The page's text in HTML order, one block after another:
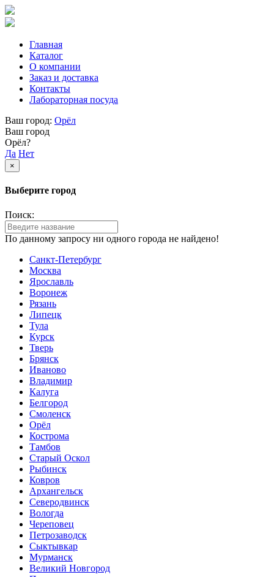
Главная
Каталог
О компании
Заказ и доставка
Контакты
Лабораторная посуда
Ваш город: Орёл
Ваш город
Орёл?
Да Нет
×
Выберите город
Поиск:
По данному запросу ни одного города не найдено!
Санкт-Петербург
Москва
Ярославль
Воронеж
Рязань
Липецк
Тула
Курск
Тверь
Брянск
Иваново
Владимир
Калуга
Белгород
Смоленск
Орёл
Кострома
Тамбов
Старый Оскол
Рыбинск
Ковров
Архангельск
Северодвинск
Вологда
Череповец
Петрозаводск
Сыктывкар
Мурманск
Великий Новгород